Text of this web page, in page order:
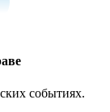
событиях.